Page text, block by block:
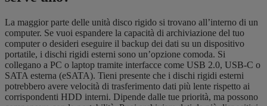
La maggior parte delle unità disco rigido si trovano all’interno di un
computer. Se vuoi espandere la capacità di archiviazione del tuo
computer o desideri eseguire il backup dei dati su un dispositivo
portatile, i dischi rigidi esterni sono un’opzione comoda. Si
collegano a PC o laptop tramite interfacce come USB 2.0, USB-C o
SATA esterna (eSATA). Tieni presente che i dischi rigidi esterni
potrebbero avere velocità di trasferimento dati più lente rispetto ai
corrispondenti HDD interni. Dipende dalle tue priorità, ma possono